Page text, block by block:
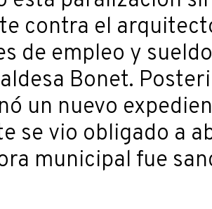
contra el
de empleo y
Bonet.
un nuevo
se vio obligado a
municipal fue